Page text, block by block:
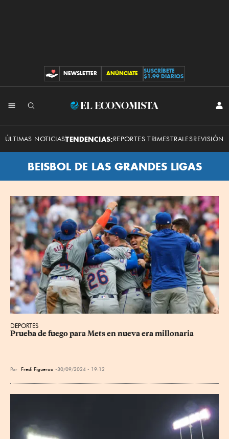
CONTRIBUCIONES
NEWSLETTER ANÚNCIATE
SUSCRÍBETE
$1.99 DIARIOS
El
Economista
ÚLTIMAS NOTICIASTENDENCIAS:REPORTES TRIMESTRALESREVISIÓN
BEISBOL DE LAS GRANDES LIGAS
DEPORTES
Prueba de fuego para Mets en nueva era millonaria
Por Fredi Figueroa 30/09/2024 - 19:12